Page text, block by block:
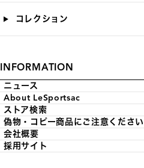
コレクション
INFORMATION
ニュース
About LeSportsac
ストア検索
偽物・コピー商品にご注意ください
会社概要
採用サイト